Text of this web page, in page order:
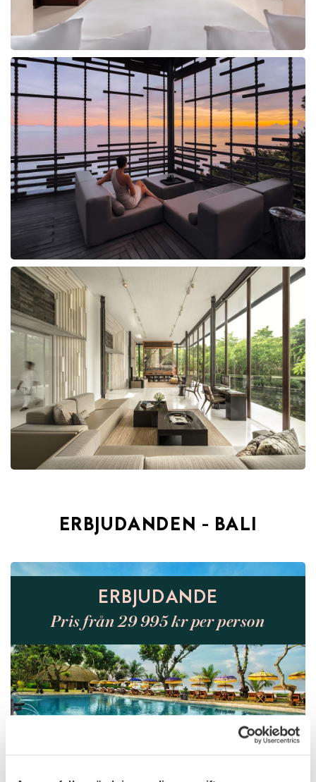
ERBJUDANDEN - BALI
ERBJUDANDE
Pris från 29 995 kr per person